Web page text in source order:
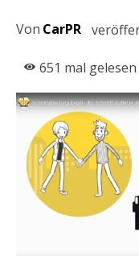
Von CarPR
651 mal gelesen